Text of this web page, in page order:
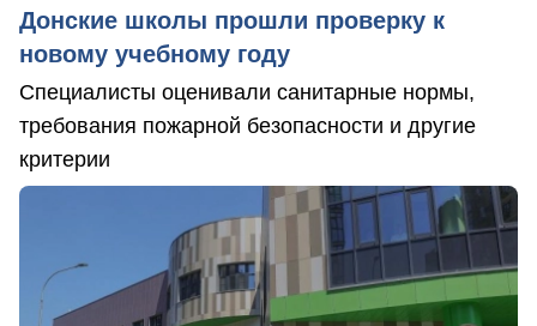
Донские школы прошли проверку к
новому учебному году
Специалисты оценивали санитарные нормы,
требования пожарной безопасности и другие
критерии